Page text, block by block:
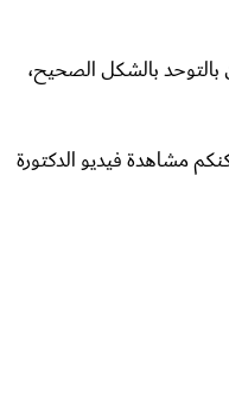
بالتوحد بالشكل الصحيح،
مشاهدة فيديو الدكتورة